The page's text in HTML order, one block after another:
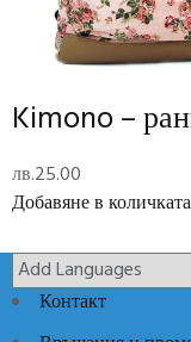
There are no reviews
Kimono –
лв.25.00
Добавяне в количката
Контакт